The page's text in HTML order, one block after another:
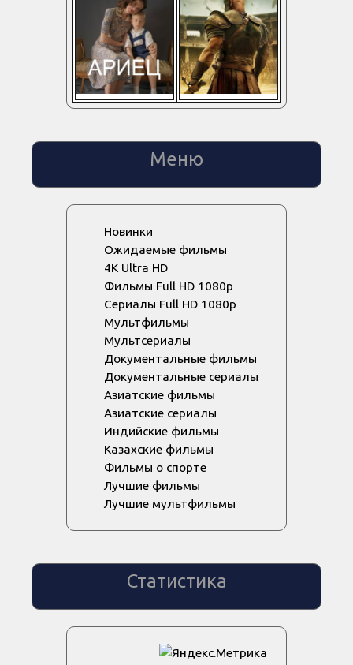
Меню
Новинки
Ожидаемые фильмы
4K Ultra HD
Фильмы Full HD 1080p
Сериалы Full HD 1080p
Мультфильмы
Мультсериалы
Документальные фильмы
Документальные сериалы
Азиатские фильмы
Азиатские сериалы
Индийские фильмы
Казахские фильмы
Фильмы о спорте
Лучшие фильмы
Лучшие мультфильмы
Статистика